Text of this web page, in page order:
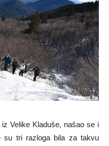
Velike Kladuše, našao se i
su tri razloga bila za takvu